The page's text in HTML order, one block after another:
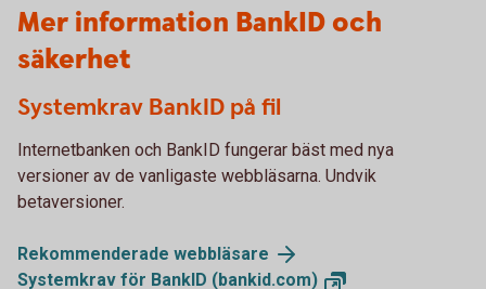
Mer information BankID och
säkerhet
Systemkrav BankID på fil
Internetbanken och BankID fungerar bäst med nya
versioner av de vanligaste webbläsarna. Undvik
betaversioner.
Rekommenderade webbläsare
Systemkrav för BankID (bankid.com)